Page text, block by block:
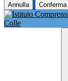
Annulla Conferma